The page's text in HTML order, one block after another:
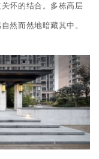
怀的结合。多栋高层
然而然地暗藏其中。